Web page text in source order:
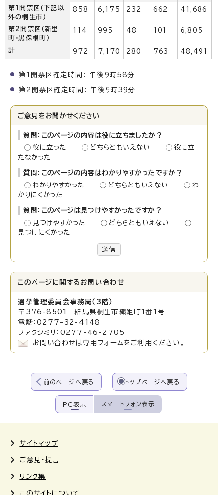
第1開票区（下記以
外の桐生市）
858 6,175 232 662 41,686
第2開票区（新里
町・黒保根町）
114 995 48 101 6,805
計 972 7,170 280 763 48,491
第1開票区確定時間： 午後9時58分
第2開票区確定時間： 午後9時39分
ご意見をお聞かせください
質問：このページの内容は役に立ちましたか？
役に立った
どちらともいえない
役に立
たなかった
質問：このページの内容はわかりやすかったですか？
わかりやすかった
どちらともいえない
わ
かりにくかった
質問：このページは見つけやすかったですか？
見つけやすかった
どちらともいえない
見つけにくかった
送信
このページに関する お問い合わせ
選挙管理委員会事務局（3階）
〒376-8501 群馬県桐生市織姫町1番1号
電話：0277-32-4148
ファクシミリ：0277-46-2705
お問い合わせは専用フォームをご利用ください。
前のページへ戻る トップページへ戻る
PC表示 スマートフォン表示
サイトマップ
ご意見・提言
リンク集
このサイトについて